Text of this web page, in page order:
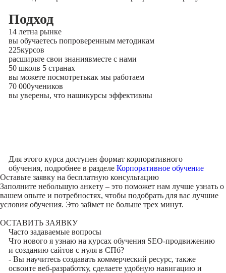
Подход
14 летна рынке
вы обучаетесь попроверенным методикам
225курсов
расширьте свои знаниявместе с нами
50 школв 5 странах
вы можете посмотретькак мы работаем
70 000учеников
вы уверены, что нашикурсы эффективны
Для этого курса доступен формат корпоративного
обучения, подробнее в разделе Корпоративное обучение
Оставьте заявку на бесплатную консультацию
Заполните небольшую анкету – это поможет нам лучше узнать о
вашем опыте и потребностях, чтобы подобрать для вас лучшие
условия обучения. Это займет не больше трех минут.
ОСТАВИТЬ ЗАЯВКУ
Часто задаваемые вопросы
Что нового я узнаю на курсах обучения SEO-продвижению
и созданию сайтов с нуля в СПб?
- Вы научитесь создавать коммерческий ресурс, также
освоите веб-разработку, сделаете удобную навигацию и